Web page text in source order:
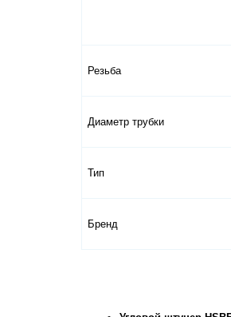
Резьба
Диаметр трубки
Тип
Бренд